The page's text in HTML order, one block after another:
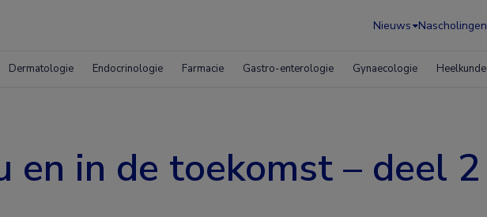
Nieuws Nascholingen
Dermatologie Endocrinologie Farmacie Gastro-enterologie Gynaecologie Heelkunde
en in de toekomst – deel 2